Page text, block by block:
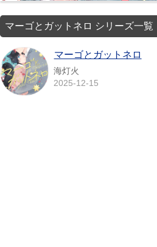
マーゴとガットネロ シリーズ一覧
マーゴとガットネロ
海灯火
2025-12-15